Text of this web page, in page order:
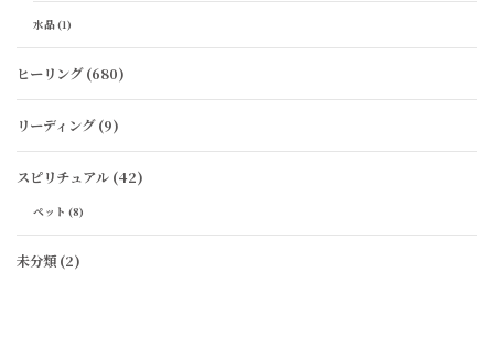
水晶(1)
ヒーリング(680)
リーディング(9)
スピリチュアル (42)
ペット (8)
未分類 (2)